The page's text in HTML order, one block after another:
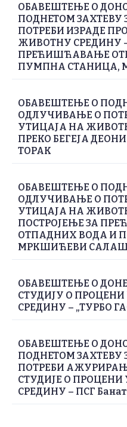
ОБАВЕШТЕЊЕ О
ПОДНЕТОМ
ПОТРЕБИ ИЗРАДЕ
ЖИВОТНУ СРЕДИНУ
ПРЕЋИШЋАВАЊЕ
ПУМПНА СТАНИЦА,
ОБАВЕШТЕЊЕ О
ОДЛУЧИВАЊЕ О
УТИЦАЈА НА
ПРЕКО БЕГЕЈА
ТОРАК
ОБАВЕШТЕЊЕ О
ОДЛУЧИВАЊЕ О
УТИЦАЈА НА
ПОСТРОЈЕЊЕ ЗА
ОТПАДНИХ ВОДА И
МРКШИЋЕВИ
ОБАВЕШТЕЊЕ О
СТУДИЈУ О
СРЕДИНУ – „ТУРБО
ОБАВЕШТЕЊЕ О
ПОДНЕТОМ
ПОТРЕБИ
СТУДИЈЕ О
СРЕДИНУ – ПСГ